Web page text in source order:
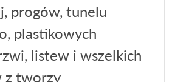
progów, tunelu
plastikowych
listew i wszelkich
z tworzy